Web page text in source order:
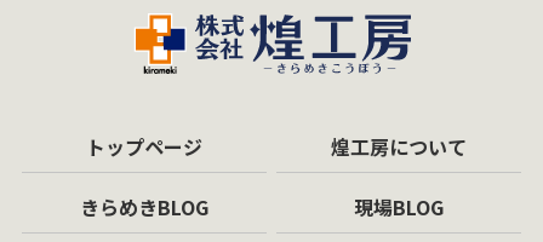
トップページ 煌工房について
きらめきBLOG 現場BLOG